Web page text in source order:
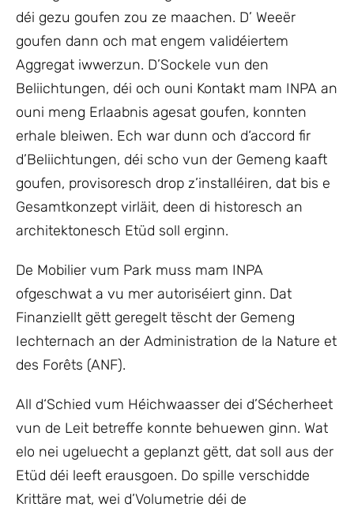
déi gezu goufen zou ze maachen. D’ Weeër
goufen dann och mat engem validéiertem
Aggregat iwwerzun. D’Sockele vun den
Beliichtungen, déi och ouni Kontakt mam INPA an
ouni meng Erlaabnis agesat goufen, konnten
erhale bleiwen. Ech war dunn och d‘accord fir
d’Beliichtungen, déi scho vun der Gemeng kaaft
goufen, provisoresch drop z’installéiren, dat bis e
Gesamtkonzept virläit, deen di historesch an
architektonesch Etüd soll erginn.
De Mobilier vum Park muss mam INPA
ofgeschwat a vu mer autoriséiert ginn. Dat
Finanziellt gëtt geregelt tëscht der Gemeng
Iechternach an der Administration de la Nature et
des Forêts (ANF).
All d‘Schied vum Héichwaasser dei d’Sécherheet
vun de Leit betreffe konnte behuewen ginn. Wat
elo nei ugeluecht a geplanzt gëtt, dat soll aus der
Etüd déi leeft erausgoen. Do spille verschidde
Krittäre mat, wei d’Volumetrie déi de